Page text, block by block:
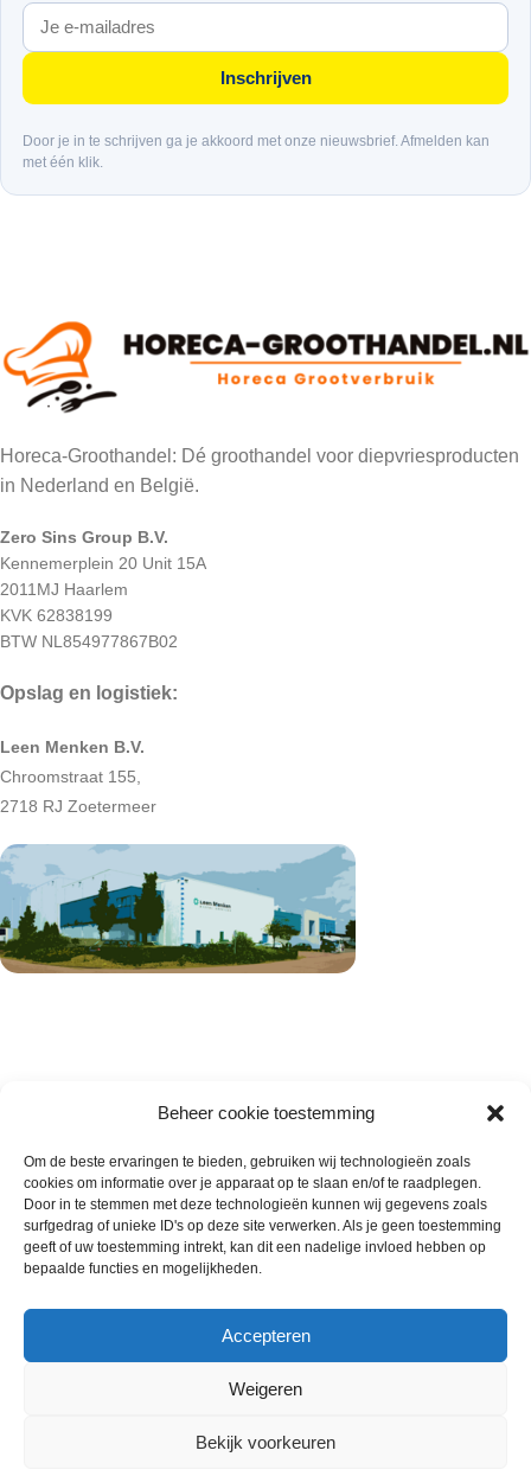
Beheer cookie toestemming
Om de beste ervaringen te bieden, gebruiken wij technologieën zoals
cookies om informatie over je apparaat op te slaan en/of te raadplegen.
Door in te stemmen met deze technologieën kunnen wij gegevens zoals
surfgedrag of unieke ID's op deze site verwerken. Als je geen toestemming
geeft of uw toestemming intrekt, kan dit een nadelige invloed hebben op
bepaalde functies en mogelijkheden.
Accepteren
Weigeren
Bekijk voorkeuren
Inschrijven
Door je in te schrijven ga je akkoord met onze nieuwsbrief. Afmelden kan
met één klik.
Horeca-Groothandel: Dé groothandel voor diepvriesproducten
in Nederland en België.
Zero Sins Group B.V.
Kennemerplein 20 Unit 15A
2011MJ Haarlem
KVK 62838199
BTW NL854977867B02
Opslag en logistiek:
Leen Menken B.V.
Chroomstraat 155,
2718 RJ Zoetermeer
Wie zijn wij
Contact met onze inkoop
Klantenservice
Annuleer & Retourbeleid
Horeca-Groothandel
Wij gebruiken cookies om uw ervaring op onze